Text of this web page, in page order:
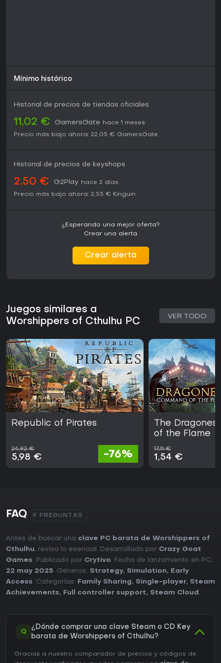
Mínimo histórico
Historial de precios de tiendas oficiales
11,02 € GamersGate
hace 1 meses
Precio más bajo ahora: 22,05 € GamersGate
Historial de precios de keyshops
2,50 € G2Play hace 2 días
Precio más bajo ahora: 2,55 € Kinguin
¿Esperando una mejor oferta?
Crear una alerta.
Crear alerta
Juegos similares a
Worshippers of Cthulhu PC
VER TODO
Republic of Pirates
24,92 €
5,98 € -76%
The
of the Flame
17,11 €
1,54 €
FAQ 9 PREGUNTAS
Antes de buscar una clave PC barata de Worshippers of
Cthulhu, revisa lo esencial. Desarrollado por Crazy Goat
Games. Publicado por Crytivo. Fecha de lanzamiento en PC:
22 may 2025. Géneros: Strategy, Simulation,
Early
Access. Categorías: Family Sharing, Single-player, Steam
Achievements, Full controller support, Steam Cloud .
Q
¿Dónde comprar una clave Steam o CD Key
barata de Worshippers of Cthulhu?
Gracias a nuestro comparador de precios y códigos de